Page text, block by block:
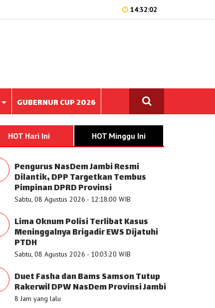
14:32:02
GUBERNUR CUP 2026
HOT Hari Ini HOT Minggu Ini
Pengurus NasDem Jambi Resmi
Dilantik, DPP Targetkan Tembus
Pimpinan DPRD Provinsi
Sabtu, 08 Agustus 2026 - 12:18:00 WIB
Lima Oknum Polisi Terlibat Kasus
Meninggalnya Brigadir EWS Dijatuhi
PTDH
Sabtu, 08 Agustus 2026 - 10:03:20 WIB
Duet Fasha dan Bams Samson Tutup
Rakerwil DPW NasDem Provinsi Jambi
8 Jam yang lalu